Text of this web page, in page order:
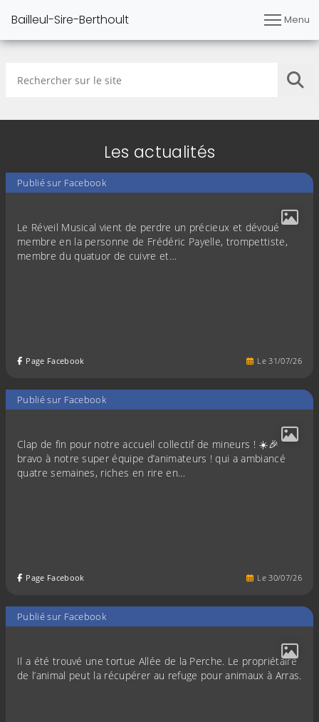
Bailleul-Sire-Berthoult Menu
Les actualités
Publié sur Facebook
Le Réveil Musical vient de perdre un précieux et dévoué
membre en la personne de Frédéric Payelle, trompettiste,
membre du quatuor de cuivre et…
Le31/07/26
Page Facebook
Publié sur Facebook
Clap de fin pour notre accueil collectif de mineurs ! ☀️🎉
bravo à notre super équipe d’animateurs ! qui a ambiancé
quatre semaines, riches en rire en…
Le30/07/26
Page Facebook
Publié sur Facebook
Il a été trouvé une tortue Allée de la Perche. Le propriétaire
de l’animal peut la récupérer au refuge pour animaux à Arras.